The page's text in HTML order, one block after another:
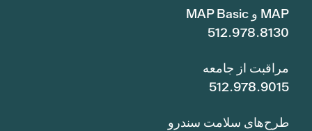
MAP و MAP Basic
512.978.8130
مراقبت از جامعه
512.978.9015
طرح‌های سلامت سندرو